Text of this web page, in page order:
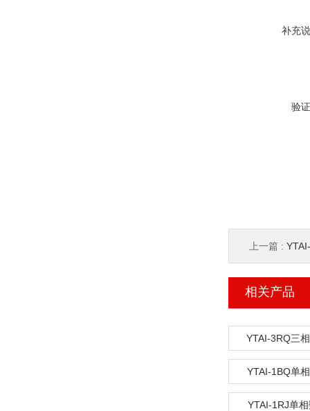
补充
验
上一篇 :
相关产品
YTAI-3RQ三
YTAI-1BQ单
YTAI-1RJ单